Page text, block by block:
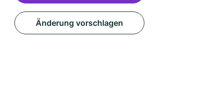
Änderung vorschlagen